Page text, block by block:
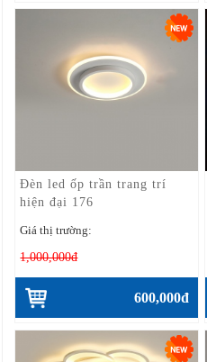
Đèn led ốp trần trang trí
hiện đại 176
Giá thị trường:
1,000,000đ
600,000đ